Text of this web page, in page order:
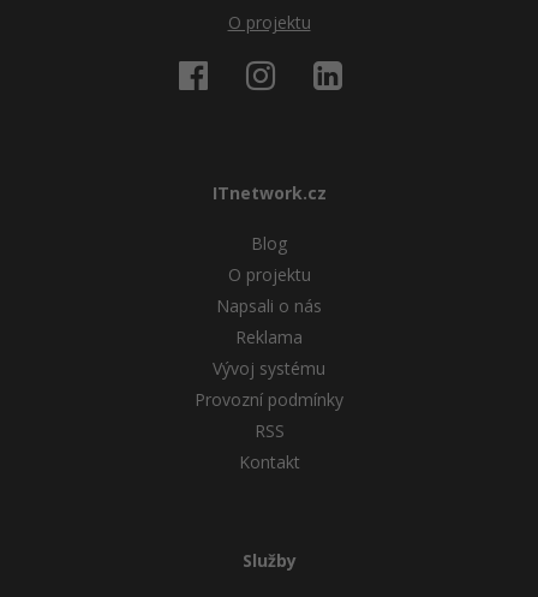
O projektu
ITnetwork.cz
Blog
O projektu
Napsali o nás
Reklama
Vývoj systému
Provozní podmínky
RSS
Kontakt
Služby